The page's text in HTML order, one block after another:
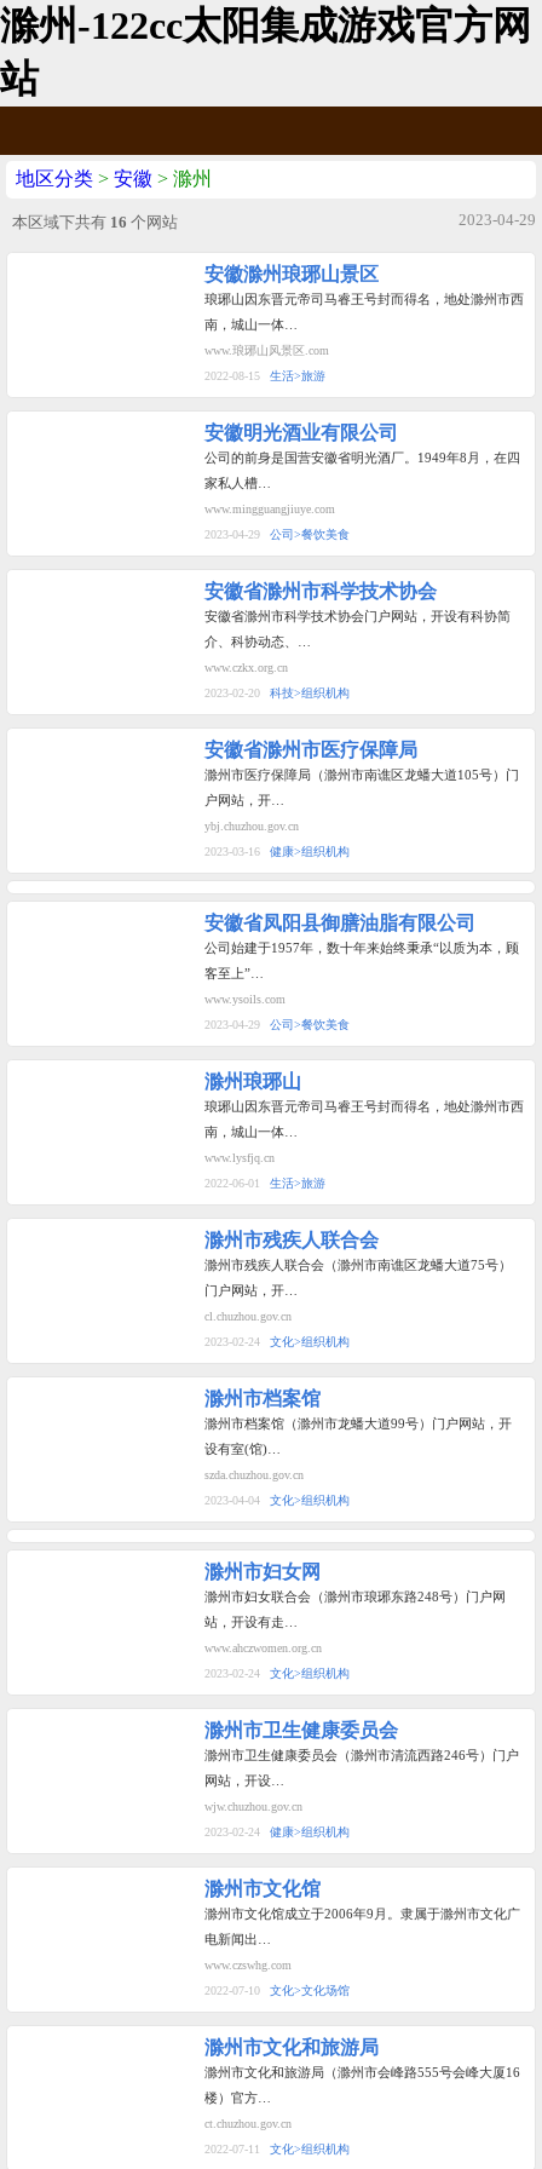
滁州-122cc太阳集成游戏官方网
站
地区分类 > 安徽 > 滁州
本区域下共有 16 个网站 2023-04-29
安徽滁州琅琊山景区
琅琊山因东晋元帝司马睿王号封而得名，地处滁州市西
南，城山一体…
www.琅琊山风景区.com
2022-08-15
生活>旅游
安徽明光酒业有限公司
公司的前身是国营安徽省明光酒厂。1949年8月，在四
家私人槽…
www.mingguangjiuye.com
2023-04-29
公司>餐饮美食
安徽省滁州市科学技术协会
安徽省滁州市科学技术协会门户网站，开设有科协简
介、科协动态、…
www.czkx.org.cn
2023-02-20
科技>组织机构
安徽省滁州市医疗保障局
滁州市医疗保障局（滁州市南谯区龙蟠大道105号）门
户网站，开…
ybj.chuzhou.gov.cn
2023-03-16
健康>组织机构
安徽省凤阳县御膳油脂有限公司
公司始建于1957年，数十年来始终秉承“以质为本，顾
客至上”…
www.ysoils.com
2023-04-29
公司>餐饮美食
滁州琅琊山
琅琊山因东晋元帝司马睿王号封而得名，地处滁州市西
南，城山一体…
www.lysfjq.cn
2022-06-01
生活>旅游
滁州市残疾人联合会
滁州市残疾人联合会（滁州市南谯区龙蟠大道75号）
门户网站，开…
cl.chuzhou.gov.cn
2023-02-24
文化>组织机构
滁州市档案馆
滁州市档案馆（滁州市龙蟠大道99号）门户网站，开
设有室(馆)…
szda.chuzhou.gov.cn
2023-04-04
文化>组织机构
滁州市妇女网
滁州市妇女联合会（滁州市琅琊东路248号）门户网
站，开设有走…
www.ahczwomen.org.cn
2023-02-24
文化>组织机构
滁州市卫生健康委员会
滁州市卫生健康委员会（滁州市清流西路246号）门户
网站，开设…
wjw.chuzhou.gov.cn
2023-02-24
健康>组织机构
滁州市文化馆
滁州市文化馆成立于2006年9月。隶属于滁州市文化广
电新闻出…
www.czswhg.com
2022-07-10
文化>文化场馆
滁州市文化和旅游局
滁州市文化和旅游局（滁州市会峰路555号会峰大厦16
楼）官方…
ct.chuzhou.gov.cn
2022-07-11
文化>组织机构